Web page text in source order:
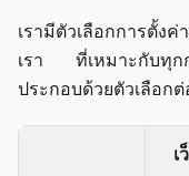
เรามีตัวเลือกการตั้ง
เรา ที่เหมาะกับทุก
ประกอบด้วยตัวเลือก
เ